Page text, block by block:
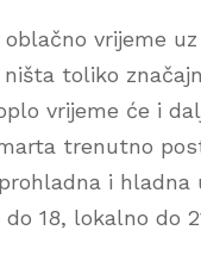
vrijeme
toliko
vrijeme će i
trenutno
i hladna
18, lokalno do